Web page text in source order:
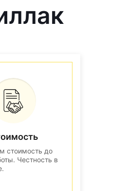
стоимость до
Честность в